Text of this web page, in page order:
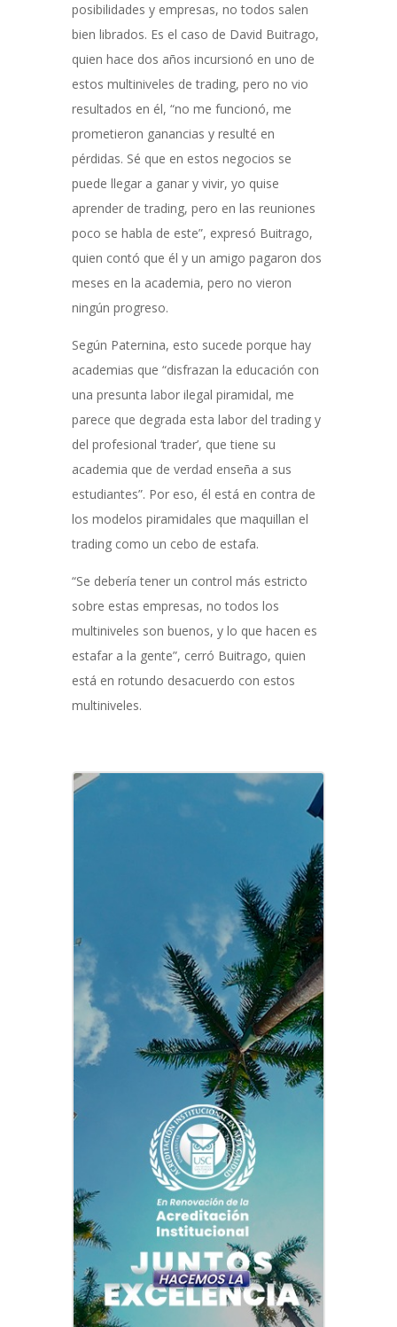
posibilidades y empresas, no todos salen
bien librados. Es el caso de David Buitrago,
quien hace dos años incursionó en uno de
estos multiniveles de trading, pero no vio
resultados en él, “no me funcionó, me
prometieron ganancias y resulté en
pérdidas. Sé que en estos negocios se
puede llegar a ganar y vivir, yo quise
aprender de trading, pero en las reuniones
poco se habla de este”, expresó Buitrago,
quien contó que él y un amigo pagaron dos
meses en la academia, pero no vieron
ningún progreso.
Según Paternina, esto sucede porque hay
academias que “disfrazan la educación con
una presunta labor ilegal piramidal, me
parece que degrada esta labor del trading y
del profesional ‘trader’, que tiene su
academia que de verdad enseña a sus
estudiantes”. Por eso, él está en contra de
los modelos piramidales que maquillan el
trading como un cebo de estafa.
“Se debería tener un control más estricto
sobre estas empresas, no todos los
multiniveles son buenos, y lo que hacen es
estafar a la gente”, cerró Buitrago, quien
está en rotundo desacuerdo con estos
multiniveles.